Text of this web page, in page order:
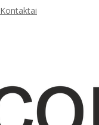
Kontaktai